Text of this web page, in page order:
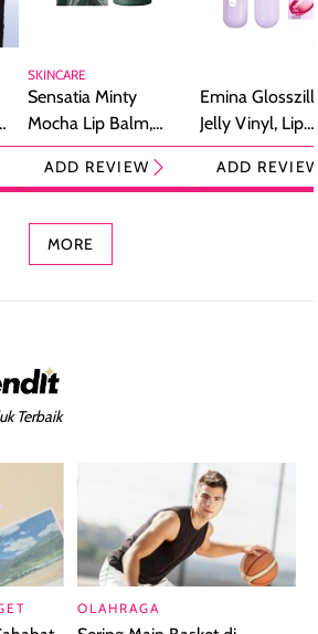
SKINCARE
Sensatia Minty
Mocha Lip Balm,
Pelembap Bibir
dengan Aroma
ADD REVIEW
Emina
Jelly Vinyl, Lip
Cream Glossy
Ringan
ADD
MORE
Terbaik
OLAHRAGA